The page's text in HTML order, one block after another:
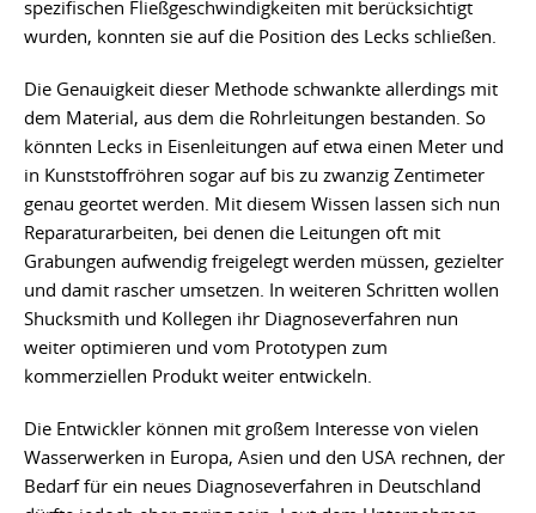
spezifischen Fließgeschwindigkeiten mit berücksichtigt
wurden, konnten sie auf die Position des Lecks schließen.
Die Genauigkeit dieser Methode schwankte allerdings mit
dem Material, aus dem die Rohrleitungen bestanden. So
könnten Lecks in Eisenleitungen auf etwa einen Meter und
in Kunststoffröhren sogar auf bis zu zwanzig Zentimeter
genau geortet werden. Mit diesem Wissen lassen sich nun
Reparaturarbeiten, bei denen die Leitungen oft mit
Grabungen aufwendig freigelegt werden müssen, gezielter
und damit rascher umsetzen. In weiteren Schritten wollen
Shucksmith und Kollegen ihr Diagnoseverfahren nun
weiter optimieren und vom Prototypen zum
kommerziellen Produkt weiter entwickeln.
Die Entwickler können mit großem Interesse von vielen
Wasserwerken in Europa, Asien und den USA rechnen, der
Bedarf für ein neues Diagnoseverfahren in Deutschland